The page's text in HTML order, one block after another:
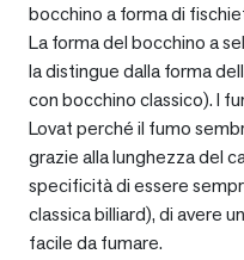
bocchino a forma di
La forma del bocchino a
la distingue dalla forma
con bocchino classico). I
Lovat perché il fumo
grazie alla lunghezza del
specificità di essere
classica billiard), di avere
facile da fumare.